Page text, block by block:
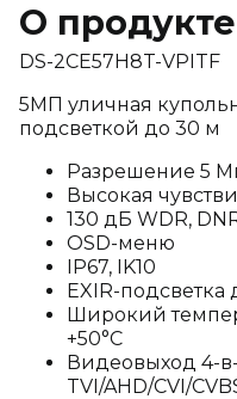
О продукте
DS-2CE57H8T-VPITF
5МП уличная
подсветкой до 30 м
Разрешение 5
Высокая
130 дБ WDR,
OSD-меню
IP67, IK10
EXIR-подсветка
Широкий
+50°C
Видеовыход 4-
TVI/AHD/CVI/